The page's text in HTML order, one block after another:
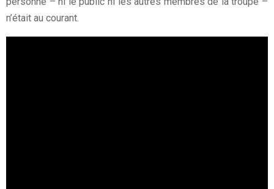
n’était au courant.